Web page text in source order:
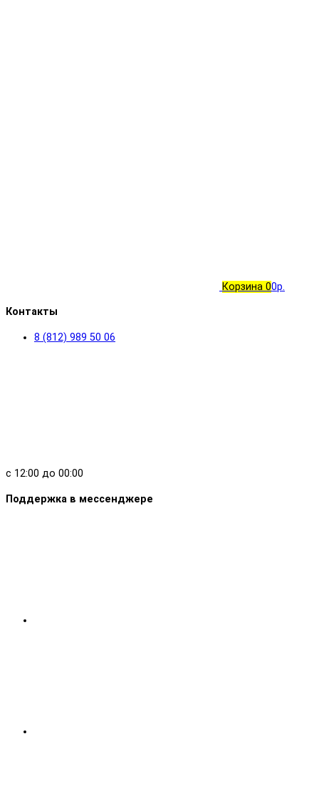
Корзина 00р.
Контакты
8 (812) 989 50 06
с 12:00 до 00:00
Поддержка в мессенджере